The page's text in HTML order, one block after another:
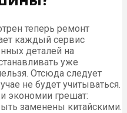
теперь ремонт
каждый сервис
деталей на
уже
Отсюда следует
не будет учитываться.
экономии грешат:
заменены китайскими.